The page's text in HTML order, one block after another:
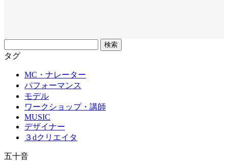
リ
タグ
MC・ナレーター
パフォーマンス
モデル
ワークショップ・講師
MUSIC
デザイナー
３dクリエイタ
五十音